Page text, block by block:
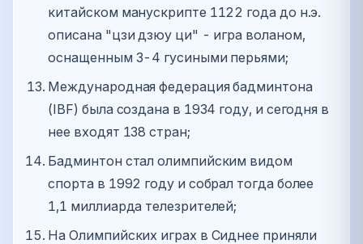
китайском манускрипте 1122 года до н.э.
описана "цзи дзюу ци" - игра воланом,
оснащенным 3-4 гусиными перьями;
Международная федерация бадминтона
(IBF) была создана в 1934 году, и сегодня в
нее входят 138 стран;
Бадминтон стал олимпийским видом
спорта в 1992 году и собрал тогда более
1,1 миллиарда телезрителей;
На Олимпийских играх в Сиднее приняли